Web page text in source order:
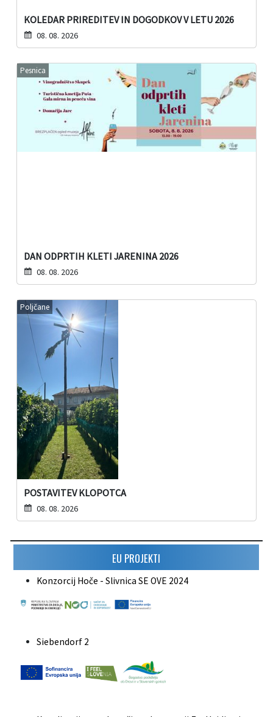
KOLEDAR PRIREDITEV IN DOGODKOV V LETU 2026
08. 08. 2026
Pesnica
DAN ODPRTIH KLETI JARENINA 2026
08. 08. 2026
Poljčane
POSTAVITEV KLOPOTCA
08. 08. 2026
EU PROJEKTI
Konzorcij Hoče - Slivnica SE OVE 2024
Siebendorf 2